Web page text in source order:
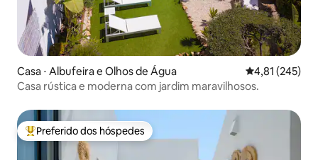
Casa ⋅ Albufeira e Olhos de Água 4,81 de uma
4,81 (245)
Casa rústica e moderna com jardim maravilhosos.
Entre os melhores preferidos dos hóspedes
Preferido dos hóspedes